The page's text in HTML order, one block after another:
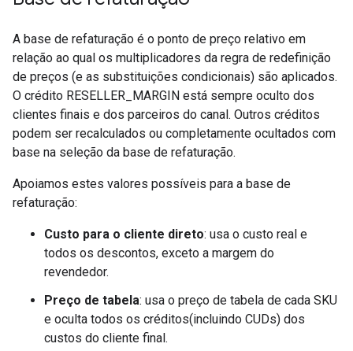
A base de refaturação é o ponto de preço relativo em
relação ao qual os multiplicadores da regra de redefinição
de preços (e as substituições condicionais) são aplicados.
O crédito RESELLER_MARGIN está sempre oculto dos
clientes finais e dos parceiros do canal. Outros créditos
podem ser recalculados ou completamente ocultados com
base na seleção da base de refaturação.
Apoiamos estes valores possíveis para a base de
refaturação:
Custo para o cliente direto: usa o custo real e
todos os descontos, exceto a margem do
revendedor.
Preço de tabela: usa o preço de tabela de cada SKU
e oculta todos os créditos(incluindo CUDs) dos
custos do cliente final.